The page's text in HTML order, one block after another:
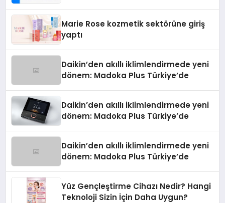
Marie Rose kozmetik sektörüne giriş
yaptı
Daikin’den akıllı iklimlendirmede yeni
dönem: Madoka Plus Türkiye’de
Daikin’den akıllı iklimlendirmede yeni
dönem: Madoka Plus Türkiye’de
Daikin’den akıllı iklimlendirmede yeni
dönem: Madoka Plus Türkiye’de
Yüz Gençleştirme Cihazı Nedir? Hangi
Teknoloji Sizin İçin Daha Uygun?